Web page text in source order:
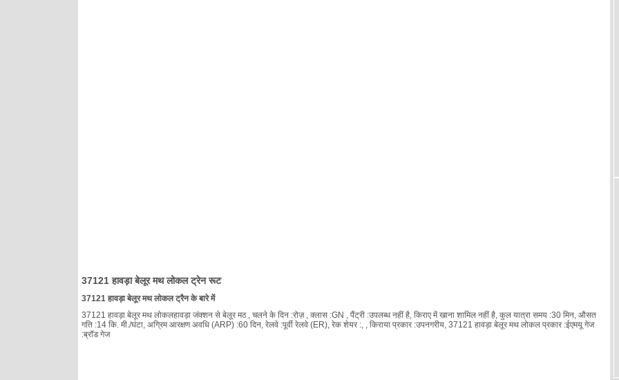
37121 हावड़ा बेलूर मथ लोकल ट्रेन रूट
37121 हावड़ा बेलूर मथ लोकल ट्रैन के बारे में
37121 हावड़ा बेलूर मथ लोकलहावड़ा जंक्शन से बेलूर मठ , चलने के दिन :रोज़ , क्लास :GN , पैंट्री :उपलब्ध नहीं है, किराए में खाना शामिल नहीं है, कुल यात्रा समय :30 मिन, औसत
गति :14 कि. मी./घंटा, अग्रिम आरक्षण अवधि (ARP) :60 दिन, रेलवे :पूर्वी रेलवे (ER), रेक शेयर : , , किराया प्रकार :उपनगरीय, 37121 हावड़ा बेलूर मथ लोकल प्रकार :ईएमयू गेज
:ब्रॉड गेज